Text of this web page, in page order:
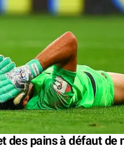
des pains à défaut de